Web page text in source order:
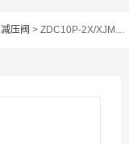
减压阀 > ZDC10P-2X/XJM德国Rexroth力士乐压力补偿器阀ZDC10P-2XJM